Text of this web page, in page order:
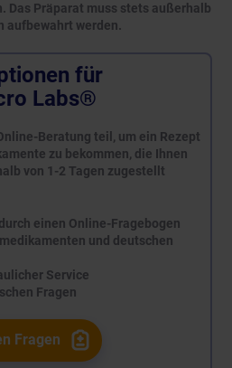
Das Präparat muss stets außerhalb
aufbewahrt werden.
für
Labs®
Beratung teil, um ein Rezept
zu bekommen, die Ihnen
von 1-2 Tagen zugestellt
einen Online-Fragebogen
und deutschen
Service
Fragen
Fragen